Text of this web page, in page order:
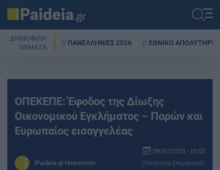
ΔΗΜΟΦΙΛΗ
ΘΕΜΑΤΑ
ΠΑΝΕΛΛΗΝΙΕΣ 2026 ΕΘΝΙΚΟ ΑΠΟΛΥΤΗΡΙΟ
ΟΠΕΚΕΠΕ: Έφοδος της Δίωξης
Οικονομικού Εγκλήματος – Παρών και
Ευρωπαίος εισαγγελέας
iPaideia.gr Newsroom
09/07/2025 - 10:02
(Τελευταία Ενημέρωση: